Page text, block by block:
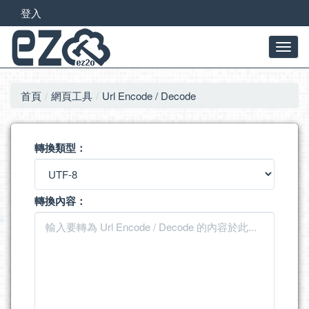
登入
首頁 網頁工具 Url Encode / Decode
轉換類型：
轉換內容：